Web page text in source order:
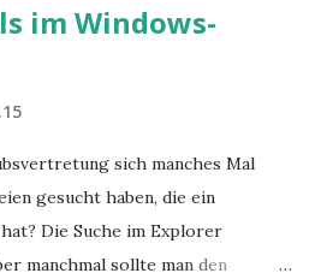
im Windows-
sich manches Mal
gesucht haben, die ein
Die Suche im Explorer
manchmal sollte man den